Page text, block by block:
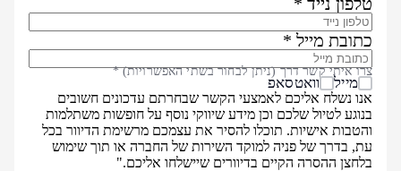
כתובת מייל *
צרו איתי קשר דרך (ניתן לבחור בשתי האפשרויות) *
מייל וואטסאפ
אנו נשלח אליכם לאמצעי הקשר שבחרתם עדכונים חשובים
בנוגע לטיול שלכם וכן מידע שיווקי נוסף על חופשות משתלמות
והטבות אישיות. תוכלו להסיר את עצמכם מרשימת הדיוור בכל
עת, בדרך של פניה למוקד השירות של החברה או תוך שימוש
בלחצן ההסרה הקיים בדיוורים שיישלחו אליכם."